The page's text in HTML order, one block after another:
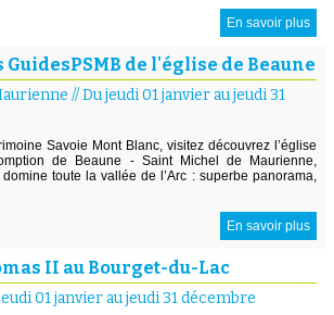
En savoir plus
de l'église de Beaune
//Du jeudi 01 janvier au jeudi 31
Savoie Mont Blanc, visitez découvrez l’église
de Beaune - Saint Michel de Maurienne,
toute la vallée de l’Arc : superbe panorama,
En savoir plus
II au Bourget-du-Lac
01 janvier au jeudi 31 décembre